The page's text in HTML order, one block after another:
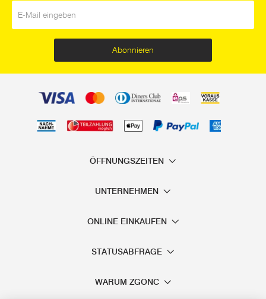
Abonnieren
ÖFFNUNGSZEITEN
UNTERNEHMEN
ONLINE EINKAUFEN
STATUSABFRAGE
WARUM ZGONC